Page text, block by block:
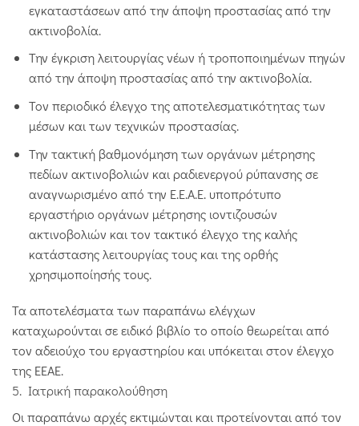
εγκαταστάσεων από την άποψη προστασίας από την
ακτινοβολία.
Την έγκριση λειτουργίας νέων ή τροποποιημένων πηγών
από την άποψη προστασίας από την ακτινοβολία.
Τον περιοδικό έλεγχο της αποτελεσματικότητας των
μέσων και των τεχνικών προστασίας.
Την τακτική βαθμονόμηση των οργάνων μέτρησης
πεδίων ακτινοβολιών και ραδιενεργού ρύπανσης σε
αναγνωρισμένο από την Ε.Ε.Α.Ε. υποπρότυπο
εργαστήριο οργάνων μέτρησης ιοντιζουσών
ακτινοβολιών και τον τακτικό έλεγχο της καλής
κατάστασης λειτουργίας τους και της ορθής
χρησιμοποίησής τους.
Τα αποτελέσματα των παραπάνω ελέγχων
καταχωρούνται σε ειδικό βιβλίο το οποίο θεωρείται από
τον αδειούχο του εργαστηρίου και υπόκειται στον έλεγχο
της ΕΕΑΕ.
5. Ιατρική παρακολούθηση
Οι παραπάνω αρχές εκτιμώνται και προτείνονται από τον